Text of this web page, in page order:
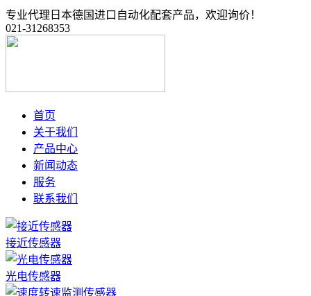
专业代理日本德国进口自动化配套产品，欢迎询价！
021-31268353
首页
关于我们
产品中心
新闻动态
服务
联系我们
接近传感器
光电传感器